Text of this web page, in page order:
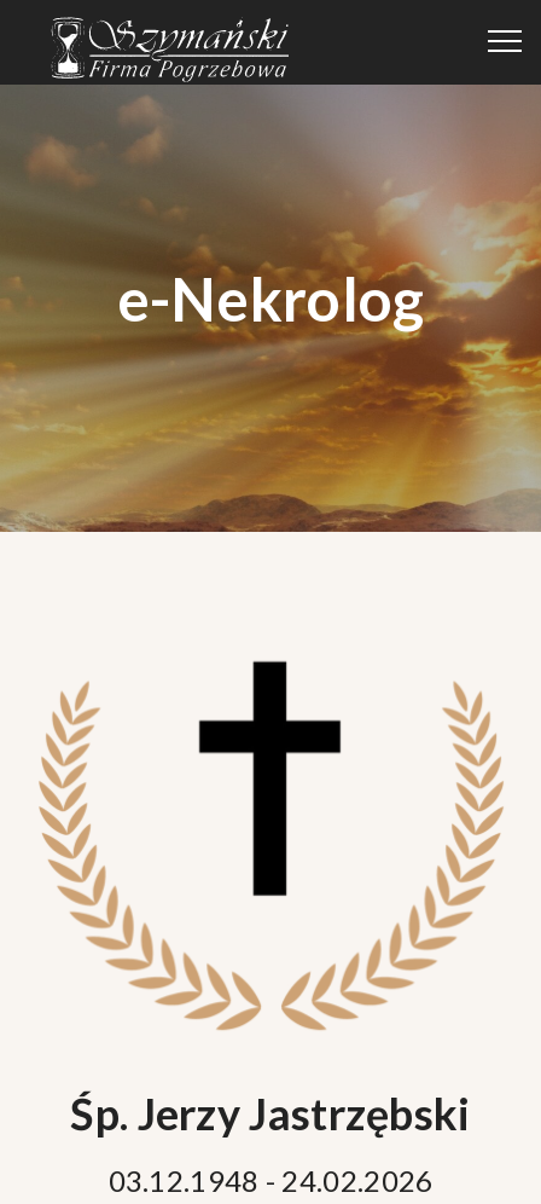
e-Nekrolog
Śp. Jerzy Jastrzębski
03.12.1948 - 24.02.2026